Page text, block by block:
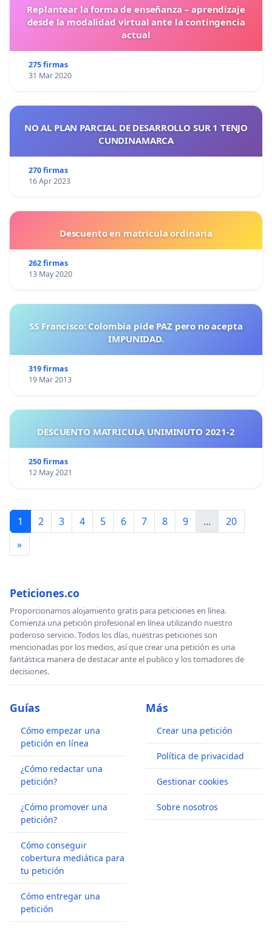
Replantear la forma de enseñanza – aprendizaje
desde la modalidad virtual ante la contingencia
actual
275 firmas
31 Mar 2020
NO AL PLAN PARCIAL DE DESARROLLO SUR 1 TENJO
CUNDINAMARCA
270 firmas
16 Apr 2023
Descuento en matricula ordinaria
262 firmas
13 May 2020
SS Francisco: Colombia pide PAZ pero no acepta
IMPUNIDAD.
319 firmas
19 Mar 2013
DESCUENTO MATRICULA UNIMINUTO 2021-2
250 firmas
12 May 2021
1 2 3 4 5 6 7 8 9 ...
20
»
Peticiones.co
Proporcionamos alojamiento gratis para peticiones en línea.
Comienza una petición profesional en línea utilizando nuestro
poderoso servicio. Todos los días, nuestras peticiones son
mencionadas por los medios, así que crear una petición es una
fantástica manera de destacar ante el publico y los tomadores de
decisiones.
Guías
Cómo empezar una
petición en línea
¿Cómo redactar una
petición?
¿Cómo promover una
petición?
Cómo conseguir
cobertura mediática para
tu petición
Cómo entregar una
petición
Más
Crear una petición
Política de privacidad
Gestionar cookies
Sobre nosotros